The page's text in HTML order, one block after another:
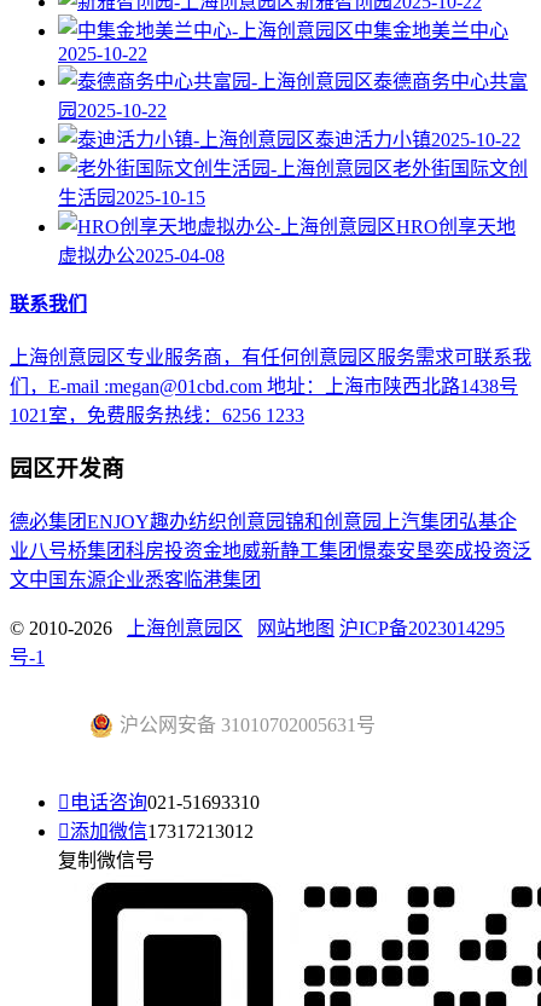
中集金地美兰中心
2025-10-22
泰德商务中心共富
园 2025-10-22
泰迪活力小镇2025-10-22
老外街国际文创
生活园 2025-10-15
HRO创享天地
虚拟办公2025-04-08
联系我们
上海创意园区专业服务商，有任何创意园区服务需求可联系我
们，E-mail :megan@01cbd.com 地址：上海市陕西北路1438号
1021室，免费服务热线：6256 1233
园区开发商
德必集团ENJOY趣办纺织创意园锦和创意园 上汽集团 弘基企
业八号桥集团科房投资金地威新静工集团憬泰安垦奕成投资泛
文中国 东源企业悉客 临港集团
© 2010-2026 上海创意园区 网站地图 沪ICP备2023014295
号-1
沪公网安备 31010702005631号
 电话咨询021-51693310
添加微信17317213012
复制微信号